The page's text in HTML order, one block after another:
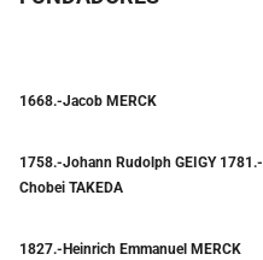
1668.-Jacob MERCK
1758.-Johann Rudolph GEIGY 1781.-
Chobei TAKEDA
1827.-Heinrich Emmanuel MERCK